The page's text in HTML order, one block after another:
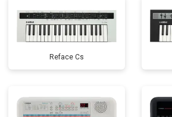
Reface Cs